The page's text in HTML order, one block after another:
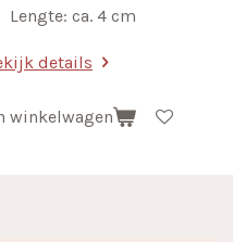
Lengte: ca. 4 cm
details
winkelwagen